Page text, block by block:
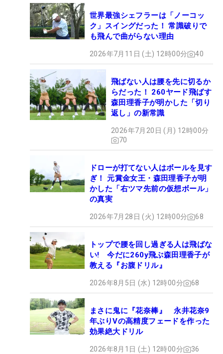
世界最強シェフラーは「ノーコッ
ク」スイングだった！ 常識破りで
も飛んで曲がらない理由
2026年7月11日 (土) 12時00分 40
飛ばない人は腰を先に切るか
らだった！ 260ヤード飛ばす
森田理香子が明かした「切り
返し」の新常識
2026年7月20日 (月) 12時00分
70
ドローが打てない人はボールを見す
ぎ！ 元賞金女王・森田理香子が明
かした「右ツマ先前の仮想ボール」
の真実
2026年7月28日 (火) 12時00分 68
トップで腰を回し過ぎる人は飛ばな
い! 今だに260y飛ぶ森田理香子が
教える『お腹ドリル』
2026年8月5日 (水) 12時00分 68
まさに鬼に『花奈棒』 永井花奈9
年ぶりVの高精度フェードを作った
効果絶大ドリル
2026年8月1日 (土) 12時00分 36